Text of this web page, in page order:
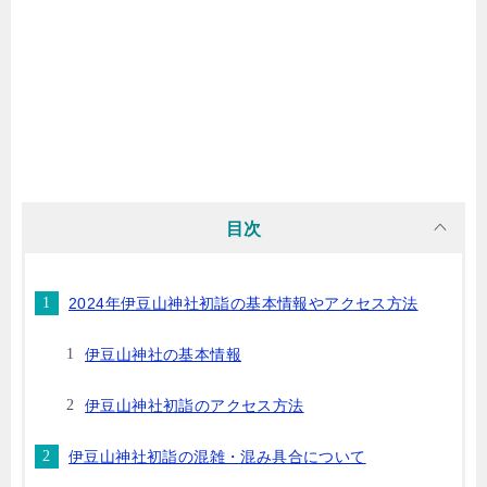
目次
2024年伊豆山神社初詣の基本情報やアクセス方法
伊豆山神社の基本情報
伊豆山神社初詣のアクセス方法
伊豆山神社初詣の混雑・混み具合について